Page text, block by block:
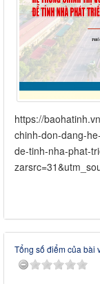
https://
chinh-don-dang-
de-tinh-nha-phat-
Tổng số điểm của bài